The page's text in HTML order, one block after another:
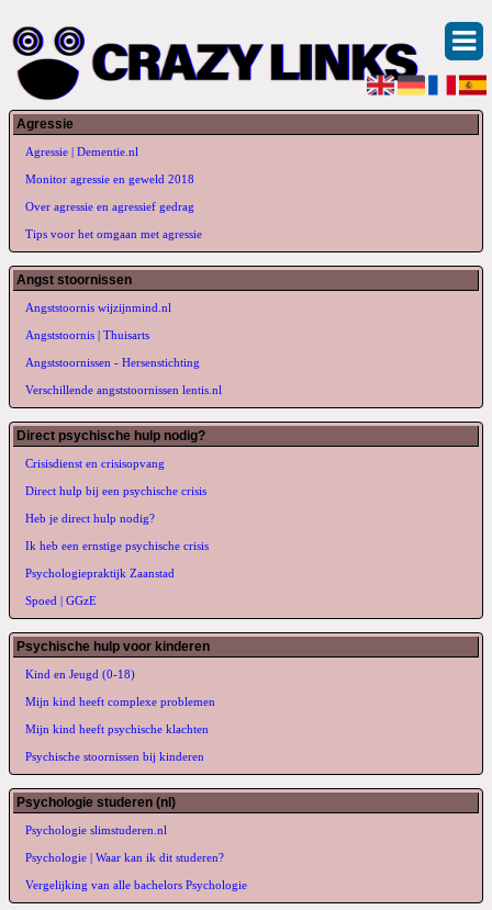
Agressie
Agressie | Dementie.nl
Monitor agressie en geweld 2018
Over agressie en agressief gedrag
Tips voor het omgaan met agressie
Angst stoornissen
Angststoornis wijzijnmind.nl
Angststoornis | Thuisarts
Angststoornissen - Hersenstichting
Verschillende angststoornissen lentis.nl
Direct psychische hulp nodig?
Crisisdienst en crisisopvang
Direct hulp bij een psychische crisis
Heb je direct hulp nodig?
Ik heb een ernstige psychische crisis
Psychologiepraktijk Zaanstad
Spoed | GGzE
Psychische hulp voor kinderen
Kind en Jeugd (0-18)
Mijn kind heeft complexe problemen
Mijn kind heeft psychische klachten
Psychische stoornissen bij kinderen
Psychologie studeren (nl)
Psychologie slimstuderen.nl
Psychologie | Waar kan ik dit studeren?
Vergelijking van alle bachelors Psychologie